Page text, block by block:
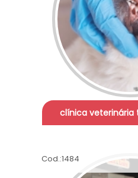
clínica veterinária
Cod.:1484